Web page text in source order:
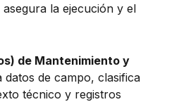
la ejecución y el
de Mantenimiento y
datos de campo, clasifica
técnico y registros